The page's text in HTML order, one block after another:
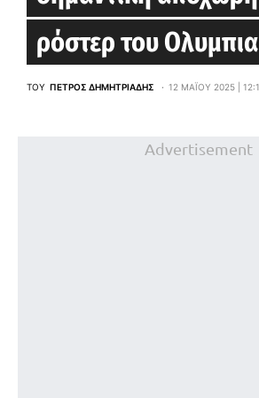
ρόστερ του
ΤΟΥ ΠΈΤΡΟΣ ΔΗΜΗΤΡΙΆΔΗΣ 12 ΜΑΪ́ΟΥ 2025 |
Advertisement